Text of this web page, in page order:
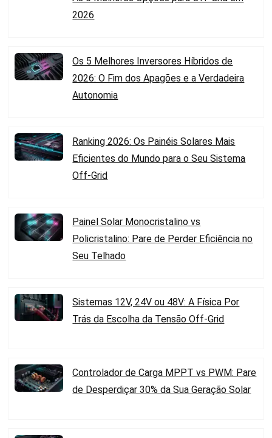
2026
Os 5 Melhores Inversores Híbridos de
2026: O Fim dos Apagões e a Verdadeira
Autonomia
Ranking 2026: Os Painéis Solares Mais
Eficientes do Mundo para o Seu Sistema
Off-Grid
Painel Solar Monocristalino vs
Policristalino: Pare de Perder Eficiência no
Seu Telhado
Sistemas 12V, 24V ou 48V: A Física Por
Trás da Escolha da Tensão Off-Grid
Controlador de Carga MPPT vs PWM: Pare
de Desperdiçar 30% da Sua Geração Solar